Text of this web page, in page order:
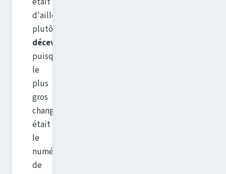
d'ailleurs,
plutôt
décevante
puisque
le
plus
gros
changement
était
le
numéro
de